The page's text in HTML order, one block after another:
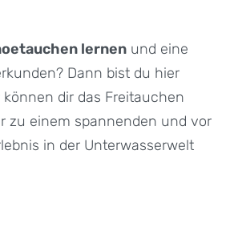
lernen und eine
Dann bist du hier
können dir das Freitauchen
zu einem spannenden und vor
in der Unterwasserwelt